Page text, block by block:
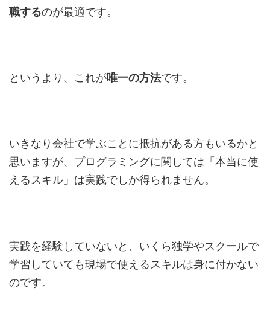
職するのが最適です。
というより、これが唯一の方法です。
いきなり会社で学ぶことに抵抗がある方もいるかと
思いますが、プログラミングに関しては「本当に使
えるスキル」は実践でしか得られません。
実践を経験していないと、いくら独学やスクールで
学習していても現場で使えるスキルは身に付かない
のです。